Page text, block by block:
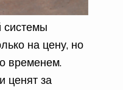
системы
на цену, но
временем.
ценят за